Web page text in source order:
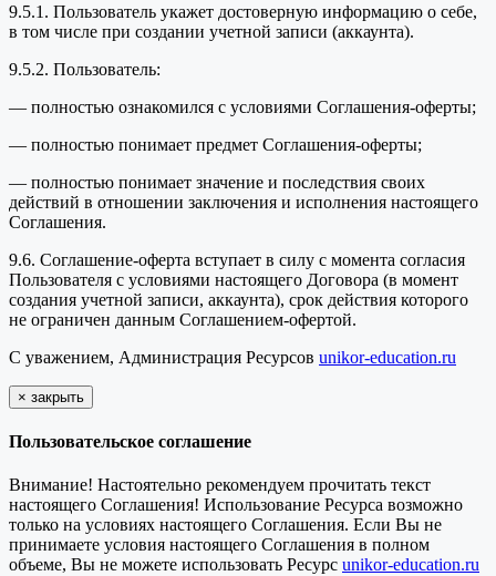
9.5.1. Пользователь укажет достоверную информацию о себе,
в том числе при создании учетной записи (аккаунта).
9.5.2. Пользователь:
— полностью ознакомился с условиями Соглашения-оферты;
— полностью понимает предмет Соглашения-оферты;
— полностью понимает значение и последствия своих
действий в отношении заключения и исполнения настоящего
Соглашения.
9.6. Соглашение-оферта вступает в силу с момента согласия
Пользователя с условиями настоящего Договора (в момент
создания учетной записи, аккаунта), срок действия которого
не ограничен данным Соглашением-офертой.
С уважением, Администрация Ресурсов unikor-education.ru
× закрыть
Пользовательское соглашение
Внимание! Настоятельно рекомендуем прочитать текст
настоящего Соглашения! Использование Ресурса возможно
только на условиях настоящего Соглашения. Если Вы не
принимаете условия настоящего Соглашения в полном
объеме, Вы не можете использовать Ресурс unikor-education.ru